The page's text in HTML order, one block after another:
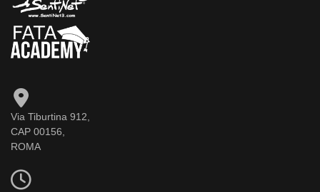
Via Tiburtina 912,
CAP 00156,
ROMA